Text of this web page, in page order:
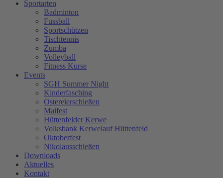
Sportarten
Badminton
Fussball
Sportschützen
Tischtennis
Zumba
Volleyball
Fitness Kurse
Events
SGH Summer Night
Kinderfasching
Ostereierschießen
Maifest
Hüttenfelder Kerwe
Volksbank Kerwelauf Hüttenfeld
Oktoberfest
Nikolausschießen
Downloads
Aktuelles
Kontakt